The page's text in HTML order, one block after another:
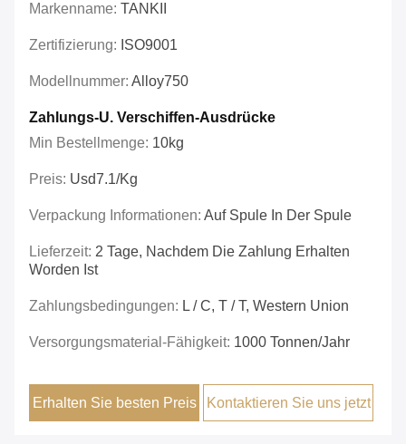
Markenname: TANKII
Zertifizierung: ISO9001
Modellnummer: Alloy750
Zahlungs-U. Verschiffen-Ausdrücke
Min Bestellmenge: 10kg
Preis: Usd7.1/kg
Verpackung Informationen: Auf Spule In Der Spule
Lieferzeit: 2 Tage, Nachdem Die Zahlung Erhalten
Worden Ist
Zahlungsbedingungen: L / C, T / T, Western Union
Versorgungsmaterial-Fähigkeit: 1000 Tonnen/Jahr
Erhalten Sie besten Preis Kontaktieren Sie uns jetzt